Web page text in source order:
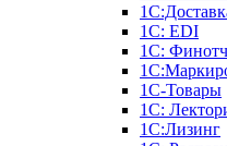
1С: EDI
1С:
1С-Товары
1С:
1С:Лизинг